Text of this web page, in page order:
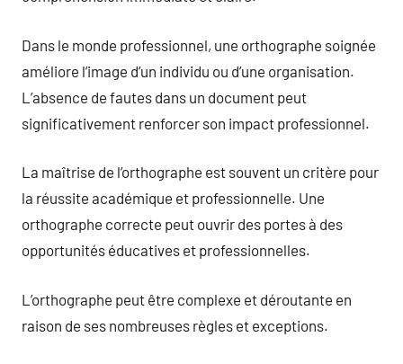
Dans le monde professionnel, une orthographe soignée
améliore l’image d’un individu ou d’une organisation.
L’absence de fautes dans un document peut
significativement renforcer son impact professionnel.
La maîtrise de l’orthographe est souvent un critère pour
la réussite académique et professionnelle. Une
orthographe correcte peut ouvrir des portes à des
opportunités éducatives et professionnelles.
L’orthographe peut être complexe et déroutante en
raison de ses nombreuses règles et exceptions.